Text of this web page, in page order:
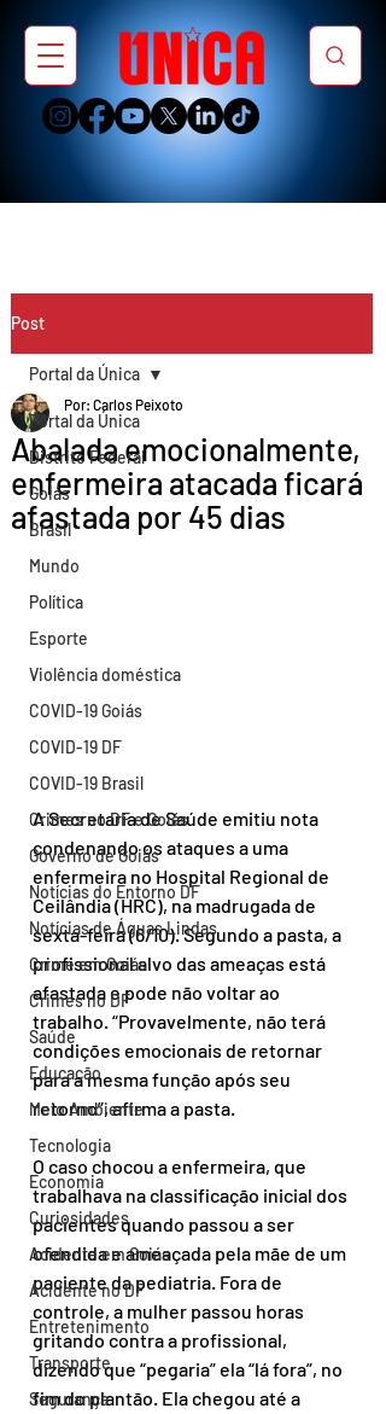
Post
Portal da Única
Distrito Federal
Goiás
Brasil
Mundo
Política
Esporte
Violência doméstica
COVID-19 Goiás
COVID-19 DF
COVID-19 Brasil
Crimes no DF e Goiás
Governo de Goiás
Notícias do Entorno DF
Notícias de Águas Lindas
Crime em Goiás
Crimes no DF
Saúde
Educação
Meio Ambiente
Tecnologia
Economia
Curiosidades
Acidente em Goiás
Acidente no DF
Entretenimento
Transporte
Segurança
Portal da Única
Abalada emocionalmente,
enfermeira atacada ficará
afastada por 45 dias
Por: Carlos Peixoto
A Secretaria de Saúde emitiu nota
condenando os ataques a uma
enfermeira no Hospital Regional de
Ceilândia (HRC), na madrugada de
sexta-feira (6/10). Segundo a pasta, a
profissional alvo das ameaças está
afastada e pode não voltar ao
trabalho. “Provavelmente, não terá
condições emocionais de retornar
para a mesma função após seu
retorno”, afirma a pasta.
O caso chocou a enfermeira, que
trabalhava na classificação inicial dos
pacientes quando passou a ser
ofendida e ameaçada pela mãe de um
paciente da pediatria. Fora de
controle, a mulher passou horas
gritando contra a profissional,
dizendo que “pegaria” ela “lá fora”, no
fim do plantão. Ela chegou até a